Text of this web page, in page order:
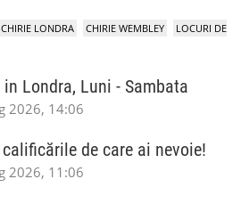
CHIRIE LONDRA CHIRIE WEMBLEY
LOCURI DE
Londra, Luni - Sambata
2026, 14:06
de care ai nevoie!
2026, 11:06